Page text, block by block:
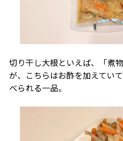
切り干し大根といえば、「煮
が、こちらはお酢を加えてい
べられる一品。